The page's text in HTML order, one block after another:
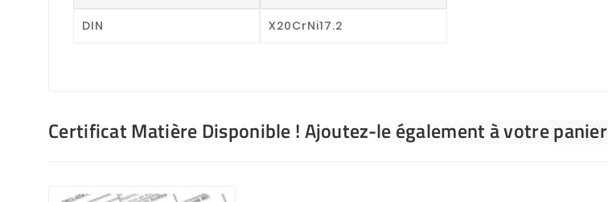
DIN X20CrNi17.2
Certificat Matière Disponible ! Ajoutez-le également à votre panier